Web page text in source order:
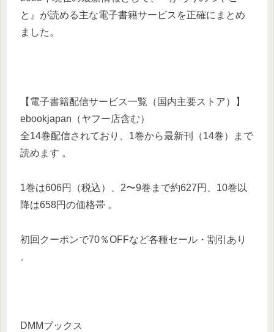
と』が読める主な電子書籍サービスを正確にまとめ
ました。
【電子書籍配信サービス一覧（国内主要ストア）】
ebookjapan（ヤフー店含む）
全14巻配信されており、1巻から最新刊（14巻）まで
読めます 。
1巻は606円（税込）、2〜9巻まで約627円、10巻以
降は658円の価格帯 。
初回クーポンで70％OFFなど各種セール・割引あり
。
DMMブックス